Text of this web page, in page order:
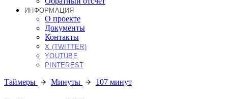
ИНФОРМАЦИЯ
О проекте
Документы
Контакты
X (TWITTER)
YOUTUBE
PINTEREST
Таймеры Минуты 107 минут